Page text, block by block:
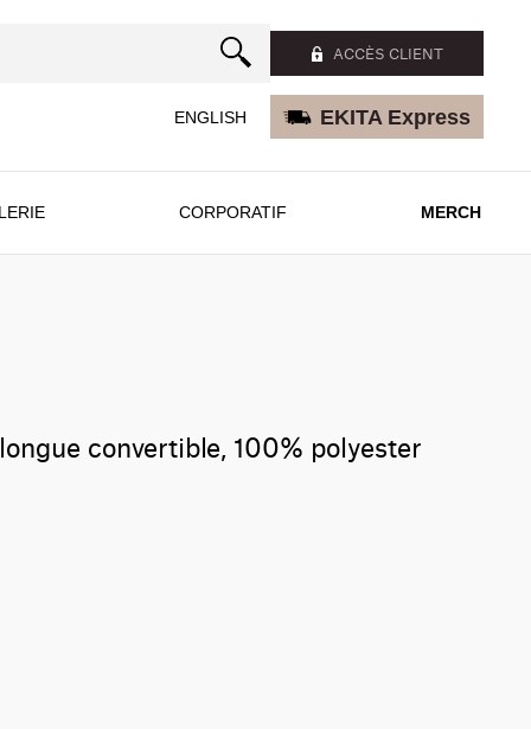
ENGLISH
ACCÈS CLIENT
EKITA Express
CORPORATIF MERCH
convertible, 100% polyester